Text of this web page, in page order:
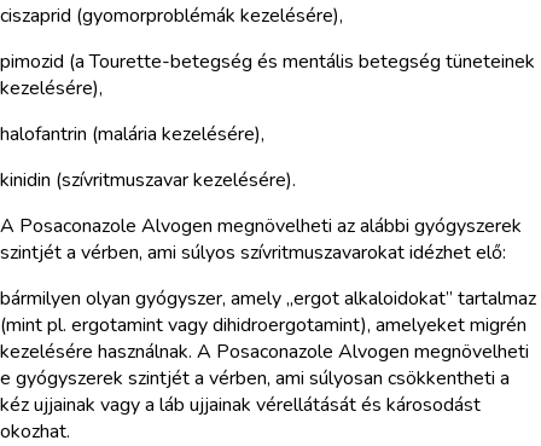
ciszaprid (gyomorproblémák kezelésére),
pimozid (a Tourette-betegség és mentális betegség tüneteinek
kezelésére),
halofantrin (malária kezelésére),
kinidin (szívritmuszavar kezelésére).
A Posaconazole Alvogen megnövelheti az alábbi gyógyszerek
szintjét a vérben, ami súlyos szívritmuszavarokat idézhet elő:
bármilyen olyan gyógyszer, amely „ergot alkaloidokat” tartalmaz
(mint pl. ergotamint vagy dihidroergotamint), amelyeket migrén
kezelésére használnak. A Posaconazole Alvogen megnövelheti
e gyógyszerek szintjét a vérben, ami súlyosan csökkentheti a
kéz ujjainak vagy a láb ujjainak vérellátását és károsodást
okozhat.